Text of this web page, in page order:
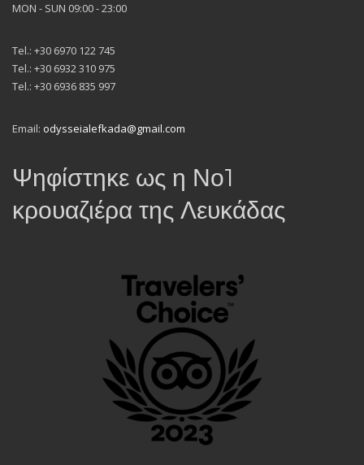
MON - SUN 09:00 - 23:00
Tel.: +30 6970 122 745
Tel.: +30 6932 310 975
Tel.: +30 6936 835 997
Email: odysseialefkada@gmail.com
Ψηφίστηκε ως η Νο1
κρουαζιέρα της Λευκάδας